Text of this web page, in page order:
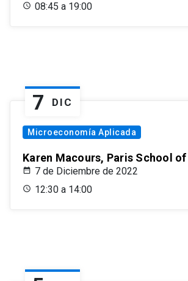
08:45 a 19:00
7 DIC
Microeconomía Aplicada
Karen Macours, Paris School
7 de Diciembre de 2022
12:30 a 14:00